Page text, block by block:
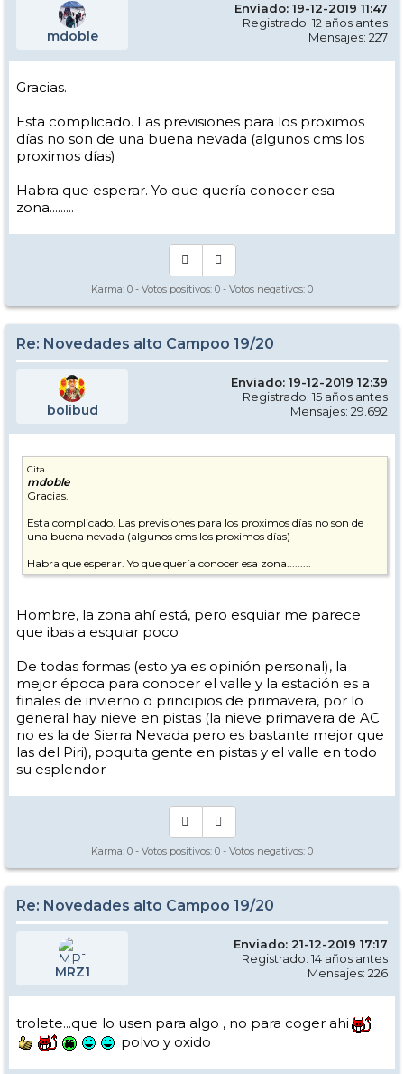
mdoble
Enviado: 19-12-2019 11:47
Registrado: 12 años antes
Mensajes: 227
Gracias.
Esta complicado. Las previsiones para los proximos
días no son de una buena nevada (algunos cms los
proximos días)
Habra que esperar. Yo que quería conocer esa
zona.........
Karma: 0 - Votos positivos: 0 - Votos negativos: 0
Re: Novedades alto Campoo 19/20
bolibud
Enviado: 19-12-2019 12:39
Registrado: 15 años antes
Mensajes: 29.692
Cita
mdoble
Gracias.
Esta complicado. Las previsiones para los proximos días no son de
una buena nevada (algunos cms los proximos días)
Habra que esperar. Yo que quería conocer esa zona.........
Hombre, la zona ahí está, pero esquiar me parece
que ibas a esquiar poco
De todas formas (esto ya es opinión personal), la
mejor época para conocer el valle y la estación es a
finales de invierno o principios de primavera, por lo
general hay nieve en pistas (la nieve primavera de AC
no es la de Sierra Nevada pero es bastante mejor que
las del Piri), poquita gente en pistas y el valle en todo
su esplendor
Karma: 0 - Votos positivos: 0 - Votos negativos: 0
Re: Novedades alto Campoo 19/20
MRZ1
Enviado: 21-12-2019 17:17
Registrado: 14 años antes
Mensajes: 226
trolete...que lo usen para algo , no para coger ahi
polvo y oxido